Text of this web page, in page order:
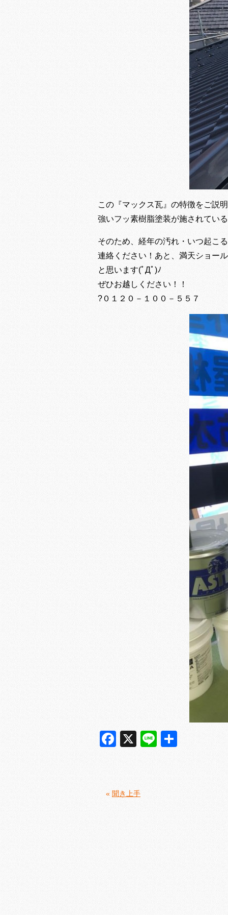
この『マックス瓦』の特徴をご説
強いフッ素樹脂塗装が施されてい
そのため、経年の汚れ・いつ起こ
連絡ください！あと、満天ショー
と思います(ﾟДﾟ)ﾉ
ぜひお越しください！！
?０１２０－１００－５５７
Facebook
X Line
« 聞き上手